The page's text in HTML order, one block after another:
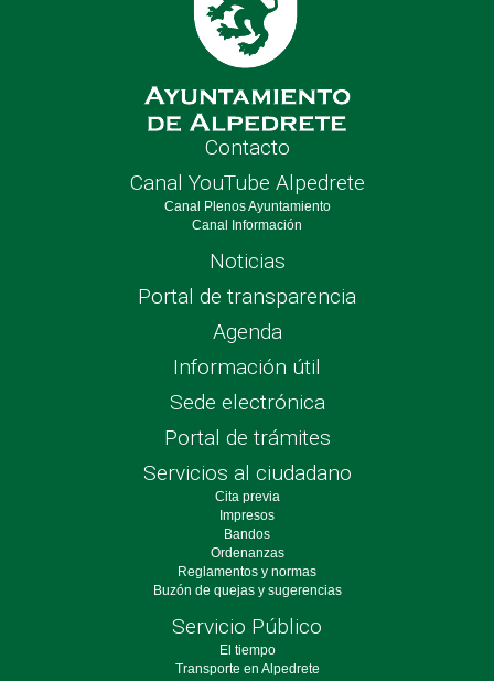
Contacto
Canal YouTube Alpedrete
Canal Plenos Ayuntamiento
Canal Información
Noticias
Portal de transparencia
Agenda
Información útil
Sede electrónica
Portal de trámites
Servicios al ciudadano
Cita previa
Impresos
Bandos
Ordenanzas
Reglamentos y normas
Buzón de quejas y sugerencias
Servicio Público
El tiempo
Transporte en Alpedrete